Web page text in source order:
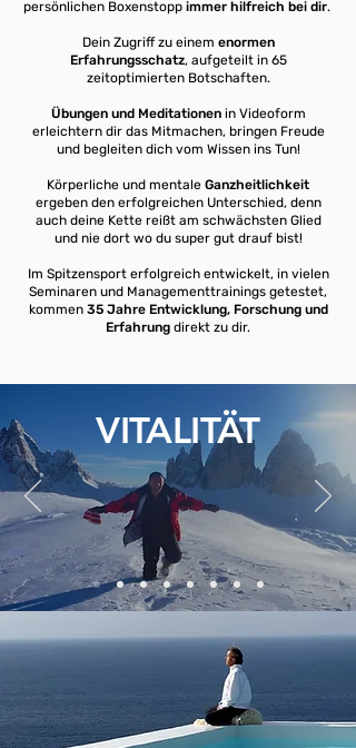
persönlichen Boxenstopp immer hilfreich bei dir.
Dein Zugriff zu einem enormen
Erfahrungsschatz, aufgeteilt in 65
zeitoptimierten Botschaften.
Übungen und Meditationenin Videoform
erleichtern dir das Mitmachen, bringen Freude
und begleiten dich vom Wissen ins Tun!
Körperliche und mentale Ganzheitlichkeit
ergeben den erfolgreichen Unterschied, denn
auch deine Kette reißt am schwächsten Glied
und nie dort wo du super gut drauf bist!
Im Spitzensport erfolgreich entwickelt, in vielen
Seminaren und Managementtrainings getestet,
kommen35 Jahre Entwicklung, Forschung und
Erfahrung direkt zu dir.
VITALITÄT